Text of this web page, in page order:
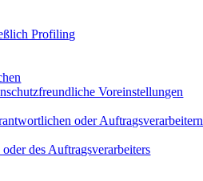
Profiling
Voreinstellungen
oder Auftragsverarbeitern
des Auftragsverarbeiters